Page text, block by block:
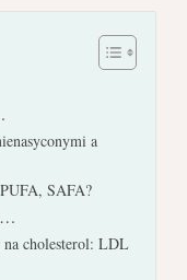
a
SAFA?
na cholesterol: LDL